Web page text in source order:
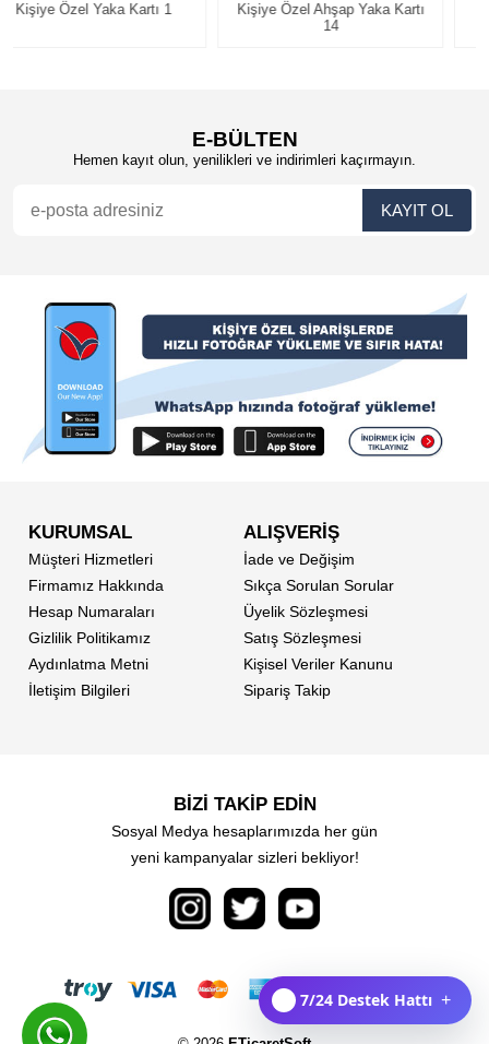
Kişiye Özel Ahşap Yaka Kartı
Kişiye Özel Yaka Kartı 5
E-BÜLTEN
Hemen kayıt olun, yenilikleri ve indirimleri kaçırmayın.
KURUMSAL
Müşteri Hizmetleri
Firmamız Hakkında
Hesap Numaraları
Gizlilik Politikamız
Aydınlatma Metni
İletişim Bilgileri
ALIŞVERİŞ
İade ve Değişim
Sıkça Sorulan Sorular
Üyelik Sözleşmesi
Satış Sözleşmesi
Kişisel Veriler Kanunu
Sipariş Takip
BİZİ TAKİP EDİN
Sosyal Medya hesaplarımızda her gün
yeni kampanyalar sizleri bekliyor!
7/24 Destek Hattı +